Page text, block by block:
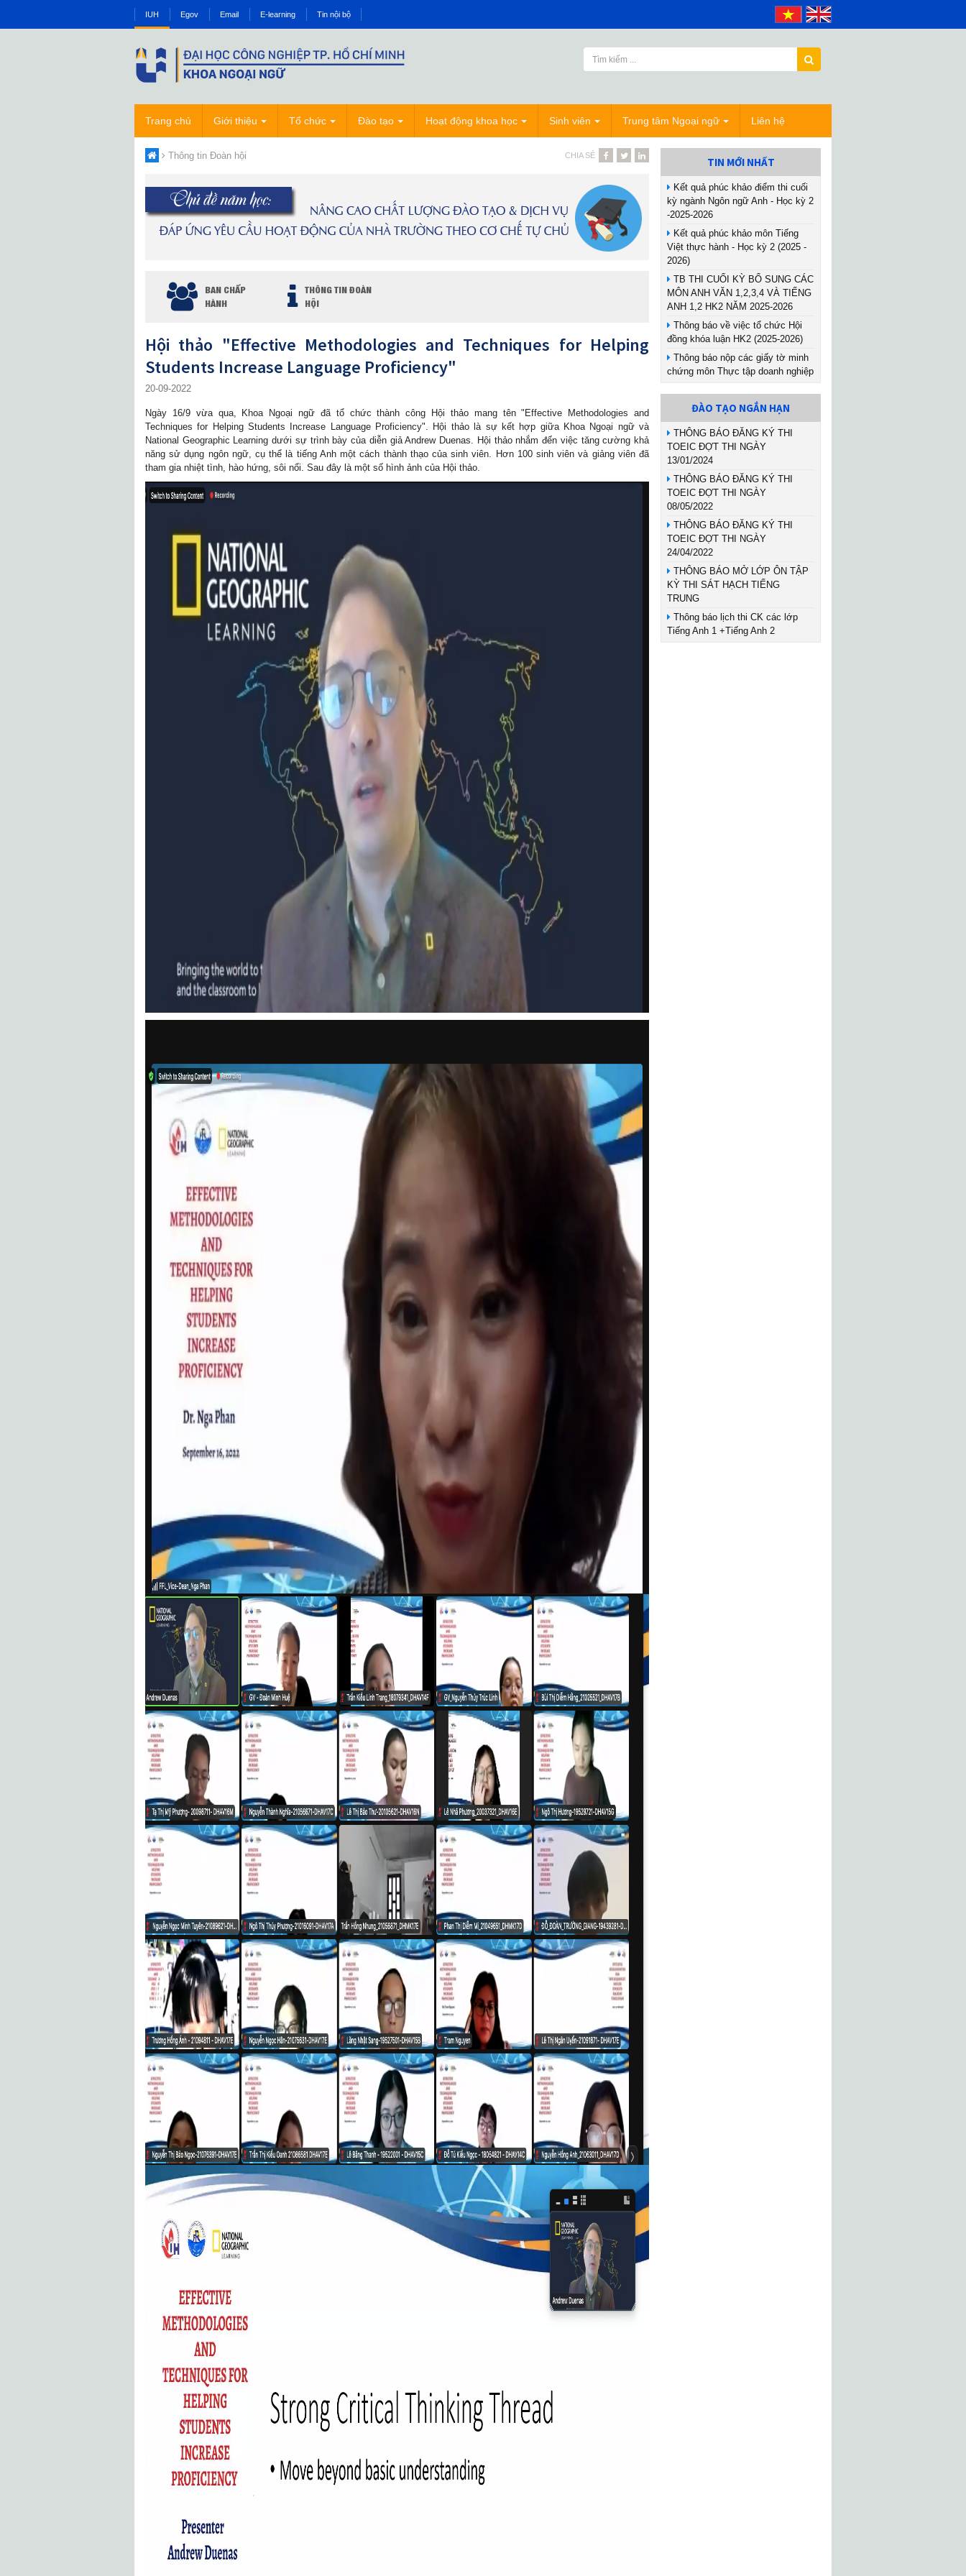
IUH Egov Email E-learning Tin nội bộ
Trang chủ Giới thiệu Tổ chức Đào tạo Hoạt động khoa học Sinh viên Trung tâm Ngoại ngữ Liên hệ
Thông tin Đoàn hội CHIA SẺ
BAN CHẤP
HÀNH
THÔNG TIN ĐOÀN
HỘI
Hội thảo "Effective Methodologies and Techniques for Helping
Students Increase Language Proficiency"
20-09-2022
Ngày 16/9 vừa qua, Khoa Ngoại ngữ đã tổ chức thành công Hội thảo mang tên "Effective Methodologies and
Techniques for Helping Students Increase Language Proficiency". Hội thảo là sự kết hợp giữa Khoa Ngoại ngữ và
National Geographic Learning dưới sự trình bày của diễn giả Andrew Duenas. Hội thảo nhắm đến việc tăng cường khả
năng sử dụng ngôn ngữ, cụ thể là tiếng Anh một cách thành thạo của sinh viên. Hơn 100 sinh viên và giảng viên đã
tham gia nhiệt tình, hào hứng, sôi nổi. Sau đây là một số hình ảnh của Hội thảo.
TIN MỚI NHẤT
Kết quả phúc khảo điểm thi cuối
kỳ ngành Ngôn ngữ Anh - Học kỳ 2
-2025-2026
Kết quả phúc khảo môn Tiếng
Việt thực hành - Học kỳ 2 (2025 -
2026)
TB THI CUỐI KỲ BỔ SUNG CÁC
MÔN ANH VĂN 1,2,3,4 VÀ TIẾNG
ANH 1,2 HK2 NĂM 2025-2026
Thông báo về việc tổ chức Hội
đồng khóa luận HK2 (2025-2026)
Thông báo nộp các giấy tờ minh
chứng môn Thực tập doanh nghiệp
ĐÀO TẠO NGẮN HẠN
THÔNG BÁO ĐĂNG KÝ THI
TOEIC ĐỢT THI NGÀY
13/01/2024
THÔNG BÁO ĐĂNG KÝ THI
TOEIC ĐỢT THI NGÀY
08/05/2022
THÔNG BÁO ĐĂNG KÝ THI
TOEIC ĐỢT THI NGÀY
24/04/2022
THÔNG BÁO MỞ LỚP ÔN TẬP
KỲ THI SÁT HẠCH TIẾNG
TRUNG
Thông báo lịch thi CK các lớp
Tiếng Anh 1 +Tiếng Anh 2